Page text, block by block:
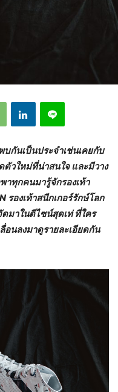
กันเป็นประจำเช่นเคยกับ
วใหม่ที่น่าสนใจ และมีวาง
าทุกคนมารู้จักรองเท้า
รองเท้าสนีกเกอร์รักษ์โลก
มาในดีไซน์สุดเท่ ที่ใคร
อนลงมาดูรายละเอียดกัน